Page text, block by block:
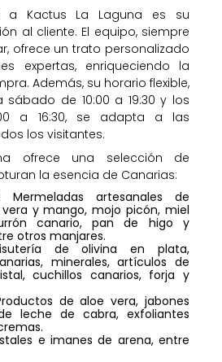
a Kactus La Laguna es su
al cliente. El equipo, siempre
ofrece un trato personalizado
expertas, enriqueciendo la
Además, su horario flexible,
de 10:00 a 19:30 y los
a 16:30, se adapta a las
los visitantes.
ofrece una selección de
la esencia de Canarias:
Mermeladas artesanales de
y mango, mojo picón, miel
canario, pan de higo y
otros manjares.
de olivina en plata,
minerales, artículos de
cuchillos canarios, forja y
de aloe vera, jabones
leche de cabra, exfoliantes
e imanes de arena, entre